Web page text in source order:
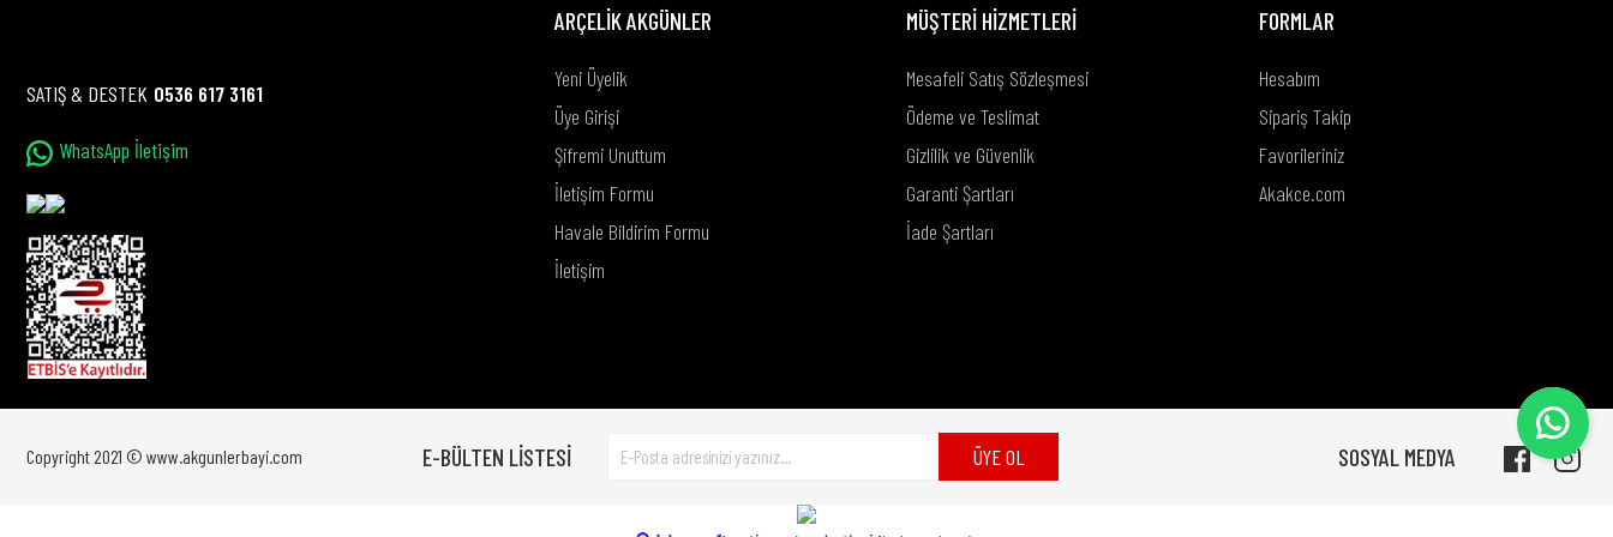
SATIŞ & DESTEK 0536 617 3161
WhatsApp İletişim
ARÇELİK AKGÜNLER
Yeni Üyelik
Üye Girişi
Şifremi Unuttum
İletişim Formu
Havale Bildirim Formu
İletişim
MÜŞTERİ HİZMETLERİ
Mesafeli Satış Sözleşmesi
Ödeme ve Teslimat
Gizlilik ve Güvenlik
Garanti Şartları
İade Şartları
FORMLAR
Hesabım
Sipariş Takip
Favorileriniz
Akakce.com
Copyright 2021 © www.akgunlerbayi.com E-BÜLTEN LİSTESİ ÜYE OL SOSYAL MEDYA